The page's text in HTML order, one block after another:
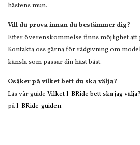
hästens mun.
Vill du prova innan du bestämmer dig?
Efter överenskommelse finns möjlighet att
Kontakta oss gärna för rådgivning om
känsla som passar din häst bäst.
Osäker på vilket bett du ska välja?
Läs vår guide Vilket I-BRide bett ska jag välja?
påI-BRide-guiden.